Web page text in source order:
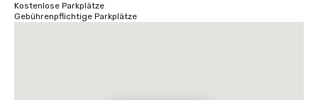
Kostenlose Parkplätze
Gebührenpflichtige Parkplätze